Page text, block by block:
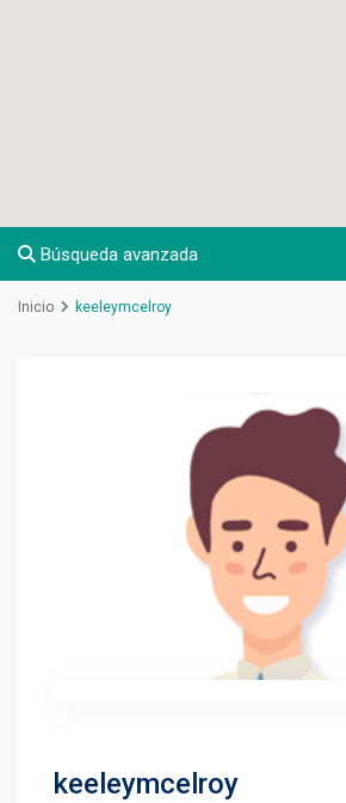
Búsqueda avanzada
Inicio keeleymcelroy
keeleymcelroy